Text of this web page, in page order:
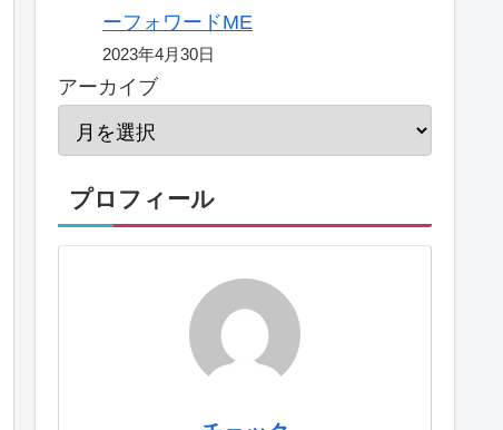
ーフォワードME
2023年4月30日
アーカイブ
プロフィール